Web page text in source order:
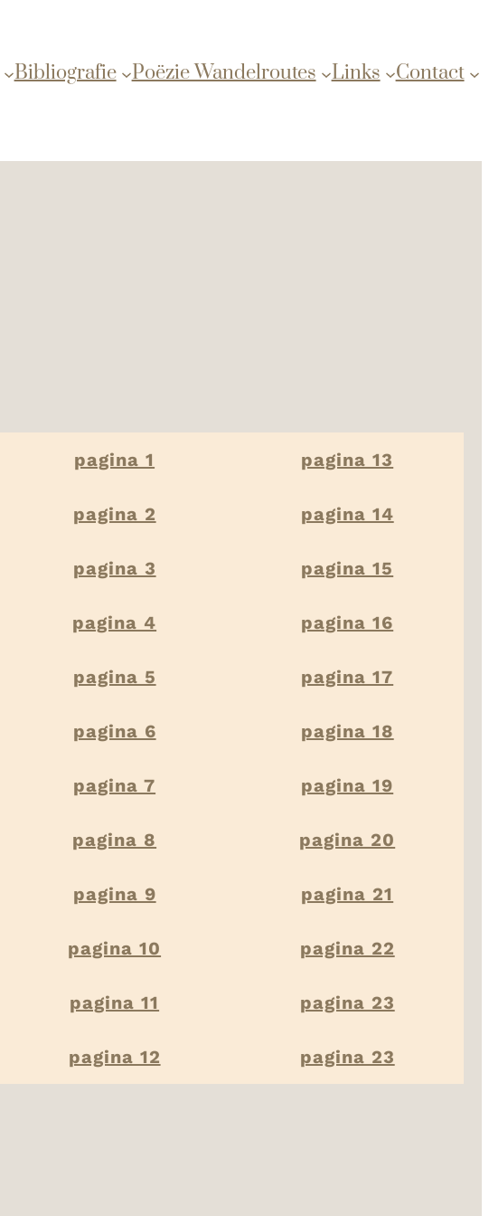
Bibliografie Poëzie Wandelroutes Links Contact
pagina 1
pagina 2
pagina 3
pagina 4
pagina 5
pagina 6
pagina 7
pagina 8
pagina 9
pagina 10
pagina 11
pagina 12
pagina 13
pagina 14
pagina 15
pagina 16
pagina 17
pagina 18
pagina 19
pagina 20
pagina 21
pagina 22
pagina 23
pagina 23